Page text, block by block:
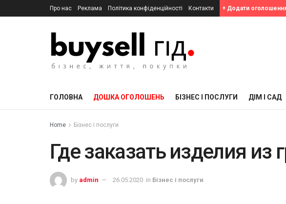
Про нас Реклама Політика конфіденційності Контакти + Додати
ГОЛОВНА ДОШКА ОГОЛОШЕНЬ БІЗНЕС І ПОСЛУГИ ДІМ І САД
Home Бізнес і послуги
Где заказать изделия из
by admin 26.05.2020 in Бізнес і послуги